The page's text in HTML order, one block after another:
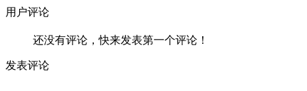
用户评论
还没有评论，快来发表第一个评论！
发表评论